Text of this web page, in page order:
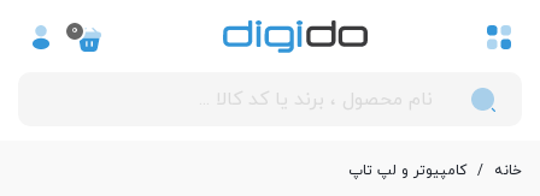
0
خانه / کامپیوتر و لپ تاپ